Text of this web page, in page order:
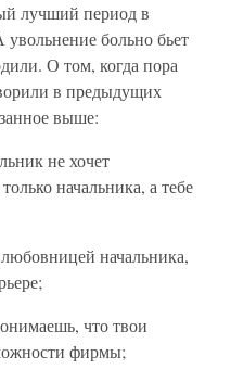
лучший период в
больно бьет
О том, когда пора
в предыдущих
выше:
не хочет
начальника, а тебе
начальника,
что твои
фирмы;